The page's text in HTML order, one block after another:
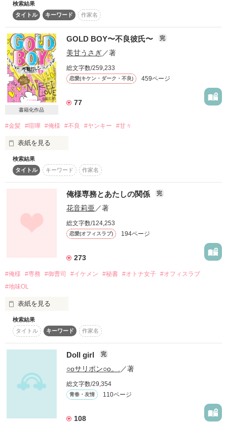
作品を読む
ファン登録をして下さった皆様。
感想ノートにカキカキして下さった皆様。
そんな優しい皆様の応援があって
Yucky☆の作品があります。
心からの感謝とキスを♪
…☆…☆…☆…☆…☆…☆…☆…
読者数まさかの1300名突破☆
皆様の応援のおかげです！
本当にありがとうございます！！
*・ﾟ・*:.｡.*.｡.:
続編あります
「ウサギとカメの物語２」
「ウサギとカメの物語 番外編」
◇◇◇◇◇
Berry’s Cafe「胸キュンオフィスラブ」特集に
葉月紗羅 様
ukoco 様
読んだだけでほっこり心が温まる
そんなお言葉をいただき、
柴本
作品を読む
あいつが何を考えているのか
いまだにイマイチ分からない
それでも時々見せてくれる
小さな愛情表現が
これまたクセになってたりして
のそのそ、でも着実に歩くカメの彼
私たちの相性は？
秘密にしてる社内恋愛
私たちの行く末は？
****************************
「ウサギとカメの物語」の続編です！
その後の２人の日常と
ゆる〜くお届けします
それが１番難しいのです
*****************************
H27.12.3 〜 H27.12.17
気が付けば三十路ＯＬ・・・
社内にはイケメンの元彼がいる。
振ったのは私・・・
でも結局今まで引きずって・・・
別れたあのころより年を取って賢く強くなったっていうの
に・・・
＊＊＊＊＊＊＊＊＊＊＊
八仙北　明です！
身近な話題？で書いてみましたが、
身近じゃない読者様も興味を持って頂けたら嬉しいです。
～！
ヽ(^o^)丿
素敵なレビューをありがとうございます！
感激です(*^_^*)2009.02.27
†詩音†様
レビューありがとうございます！
レビューありがとうございます！
aochan様
久々のレビュー！
2010.10.23
**なぉ**様
レビューありがとうございます！！
大変な中でこんな私の作品でほっこりして頂けてたことに感激
してます。
これからも少しでも元気の出る作品をがんばります！
どうか**なぉ**様も元気な赤ちゃんを産んで下さいね
(*^_^*)
2011.3.25
検索結果
タイトル
キーワード 作家名
書籍化作品
GOLD BOY〜不良彼氏〜 完
美甘うさぎ／著
総文字数/259,233
恋愛(キケン・ダーク・不良) 459ページ
77
#金髪 #喧嘩 #俺様 #不良 #ヤンキー #甘々
表紙を見る
＼甘エロラブ第２弾／
09.12.25に前半①が
10.01.25に後半②が
文庫化されました！
俺様で喧嘩上等
「お前しか見えねぇって言ってんじゃねぇかよ」
×
意地っ張り
検索結果
タイトル
キーワード 作家名
俺様専務とあたしの関係 完
花音莉亜／著
総文字数/124,253
恋愛(オフィスラブ) 194ページ
273
#俺様 #専務 #御曹司 #イケメン #秘書 #オトナ女子 #オフィスラブ
#地味OL
表紙を見る
社内でも超有名な、女癖の悪い若き専務の秘書に！？
大手電機メーカーに勤める25歳の佐倉美月（さくらみつき）。
仕事熱心で真面目一本の美月は、４月の人事異動で秘書に任命
検索結果
タイトル
キーワード 作家名
Doll girl 完
○oサリポン○o。. ／著
総文字数/29,354
青春・友情 110ページ
108